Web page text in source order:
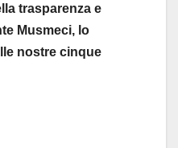
trasparenza e
Musmeci, lo
nostre cinque